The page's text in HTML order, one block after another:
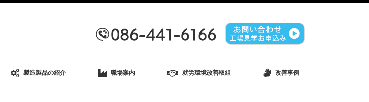
製造製品の紹介 職場案内 就労環境改善取組 改善事例